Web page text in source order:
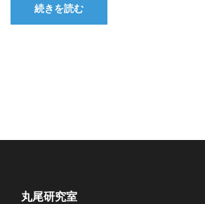
続きを読む
丸尾研究室